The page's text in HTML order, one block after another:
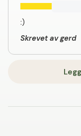
:)
Skrevet av gerd